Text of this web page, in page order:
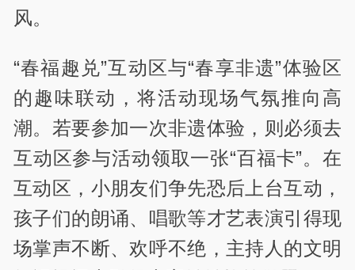
风。
“春福趣兑”互动区与“春享非遗”体验区
的趣味联动，将活动现场气氛推向高
潮。若要参加一次非遗体验，则必须去
互动区参与活动领取一张“百福卡”。在
互动区，小朋友们争先恐后上台互动，
孩子们的朗诵、唱歌等才艺表演引得现
场掌声不断、欢呼不绝，主持人的文明